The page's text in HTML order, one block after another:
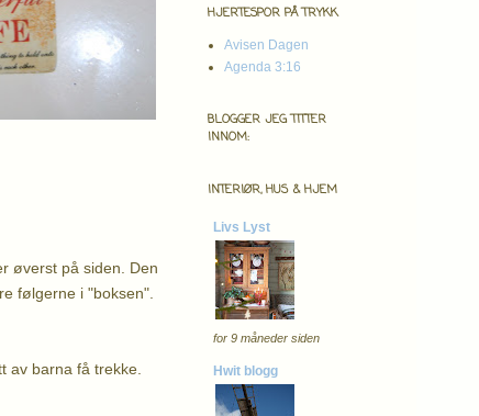
øverst på siden. Den
følgerne i "boksen".
av barna få trekke.
HJERTESPOR PÅ TRYKK
Avisen Dagen
Agenda 3:16
BLOGGER JEG TITTER
INNOM:
INTERIØR, HUS & HJEM
Livs Lyst
for 9 måneder siden
Hwit blogg